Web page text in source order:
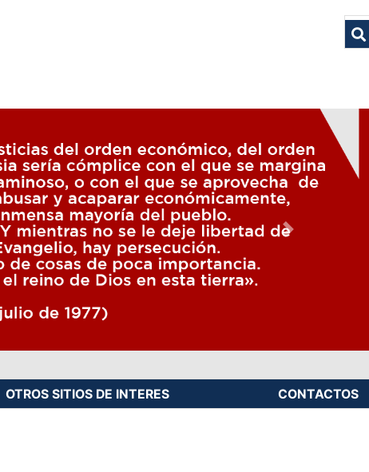
OTROS SITIOS DE INTERES CONTACTOS